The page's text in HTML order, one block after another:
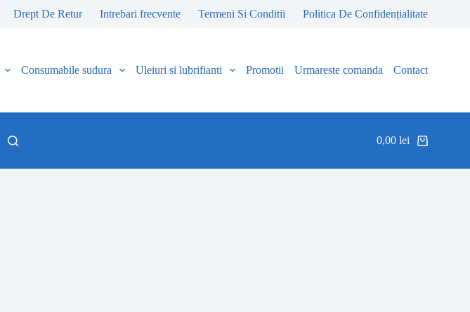
Drept De Retur Intrebari frecvente Termeni Si Conditii Politica De Confidențialitate
Consumabile sudura Uleiuri si lubrifianti Promotii Urmareste comanda Contact
Coș
cumpărături
0,00 lei